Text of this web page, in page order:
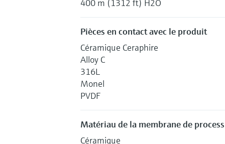
400 m (1312 ft) H2O
Pièces en contact avec le produit
Céramique Ceraphire
Alloy C
316L
Monel
PVDF
Matériau de la membrane de process
Céramique